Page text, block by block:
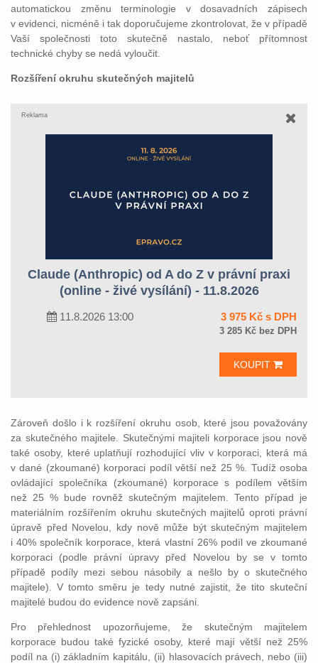
automatickou změnu terminologie v dosavadních zápisech
v evidenci, nicméně i tak doporučujeme zkontrolovat, že v případě
Vaší společnosti toto skutečně nastalo, neboť přítomnost
technické chyby se nedá vyloučit.
Rozšíření okruhu skutečných majitelů
Reklama
Claude (Anthropic) od A do Z v právní praxi
(online - živé vysílání) - 11.8.2026
11.8.2026 13:00 3 975 Kč s DPH
3 285 Kč bez DPH
KOUPIT
Zároveň došlo i k rozšíření okruhu osob, které jsou považovány
za skutečného majitele. Skutečnými majiteli korporace jsou nově
také osoby, které uplatňují rozhodující vliv v korporaci, která má
v dané (zkoumané) korporaci podíl větší než 25 %. Tudíž osoba
ovládající společníka (zkoumané) korporace s podílem větším
než 25 % bude rovněž skutečným majitelem. Tento případ je
materiálním rozšířením okruhu skutečných majitelů oproti právní
úpravě před Novelou, kdy nově může být skutečným majitelem
i 40% společník korporace, která vlastní 26% podíl ve zkoumané
korporaci (podle právní úpravy před Novelou by se v tomto
případě podíly mezi sebou násobily a nešlo by o skutečného
majitele). V tomto směru je tedy nutné zajistit, že tito skuteční
majitelé budou do evidence nově zapsáni.
Pro přehlednost upozorňujeme, že skutečným majitelem
korporace budou také fyzické osoby, které mají větší než 25%
podíl na (i) základním kapitálu, (ii) hlasovacích právech, nebo (iii)